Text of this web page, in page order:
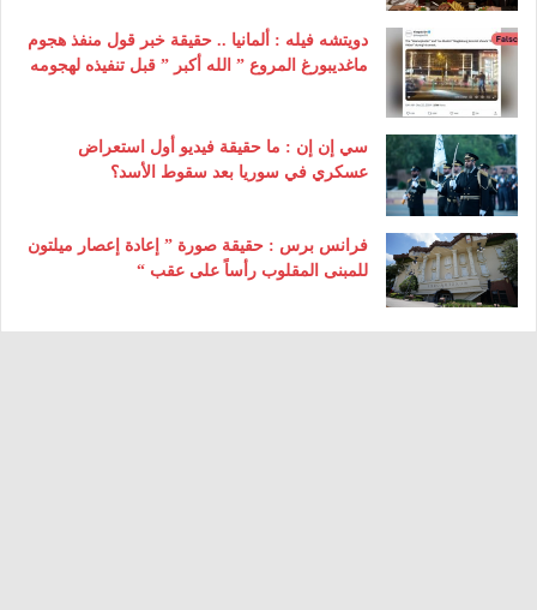
دويتشه فيله : ألمانيا .. حقيقة خبر قول منفذ هجوم
ماغديبورغ المروع ” الله أكبر ” قبل تنفيذه لهجومه
سي إن إن : ما حقيقة فيديو أول استعراض
عسكري في سوريا بعد سقوط الأسد؟
فرانس برس : حقيقة صورة ” إعادة إعصار ميلتون
للمبنى المقلوب رأساً على عقب “